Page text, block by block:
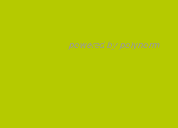
powered by polynorm